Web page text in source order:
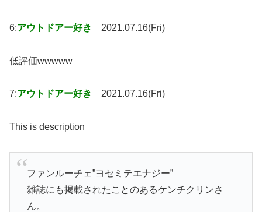
6:アウトドアー好き 2021.07.16(Fri)
低評価wwwww
7:アウトドアー好き 2021.07.16(Fri)
This is description
ファンルーチェ”ヨセミテエナジー”
雑誌にも掲載されたことのあるケンチクリンさ
ん。